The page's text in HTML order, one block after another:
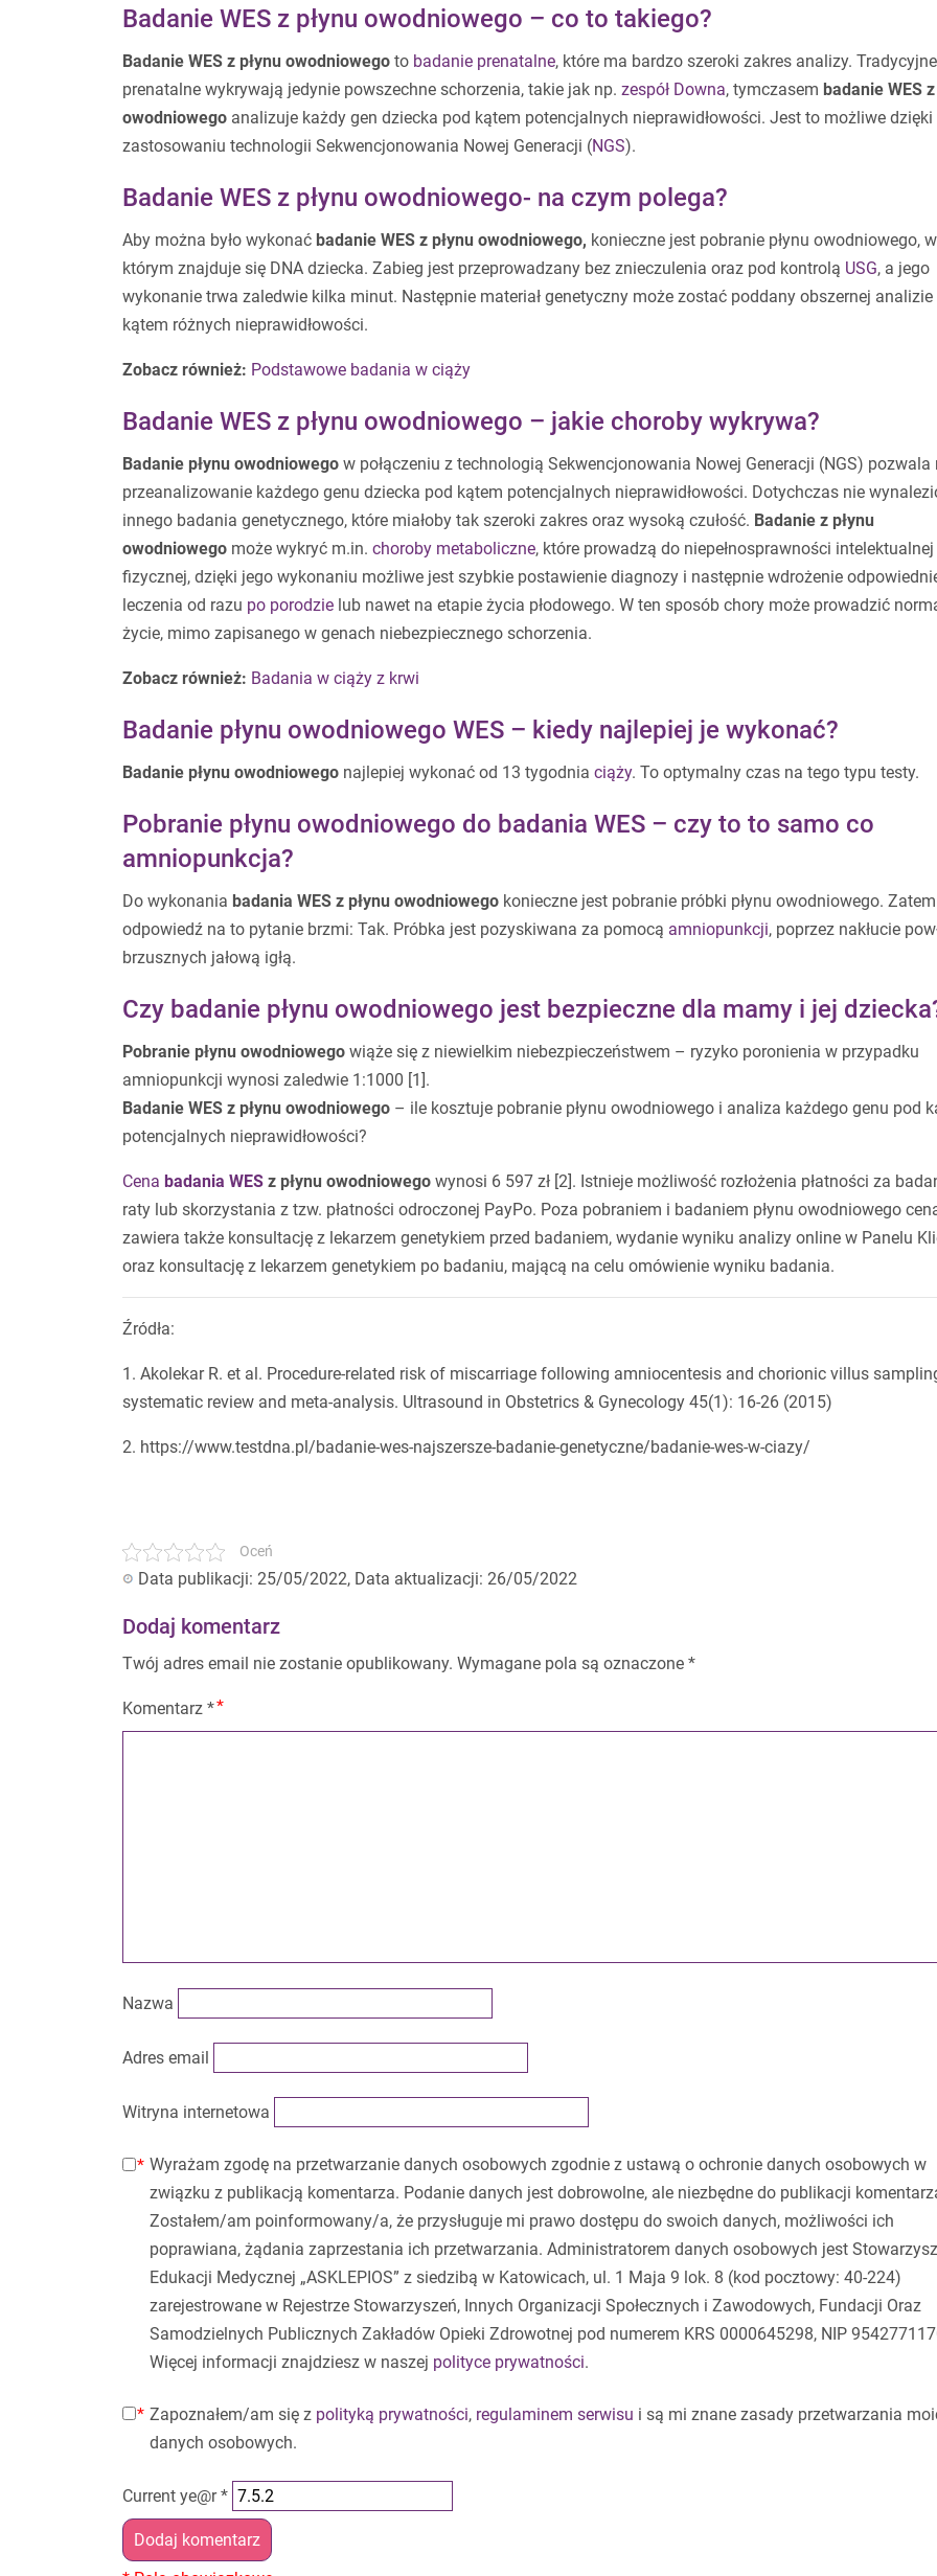
Badanie WES z płynu owodniowego – co to takiego?
Badanie WES z płynu owodniowego to badanie prenatalne, które ma bardzo szeroki zakres analizy.
prenatalne wykrywają jedynie powszechne schorzenia, takie jak np. zespół Downa, tymczasem badanie WES z
owodniowego analizuje każdy gen dziecka pod kątem potencjalnych nieprawidłowości. Jest to możliwe dzięki
zastosowaniu technologii Sekwencjonowania Nowej Generacji (NGS).
Badanie WES z płynu owodniowego- na czym polega?
Aby można było wykonać badanie WES z płynu owodniowego, konieczne jest pobranie płynu owodniowego, w
którym znajduje się DNA dziecka. Zabieg jest przeprowadzany bez znieczulenia oraz pod kontrolą USG, a jego
wykonanie trwa zaledwie kilka minut. Następnie materiał genetyczny może zostać poddany obszernej analizie
kątem różnych nieprawidłowości.
Zobacz również: Podstawowe badania w ciąży
Badanie WES z płynu owodniowego – jakie choroby wykrywa?
Badanie płynu owodniowego w połączeniu z technologią Sekwencjonowania Nowej Generacji (NGS) pozwala
przeanalizowanie każdego genu dziecka pod kątem potencjalnych nieprawidłowości. Dotychczas nie
innego badania genetycznego, które miałoby tak szeroki zakres oraz wysoką czułość. Badanie z płynu
owodniowego może wykryć m.in. choroby metaboliczne, które prowadzą do niepełnosprawności intelektualnej
fizycznej, dzięki jego wykonaniu możliwe jest szybkie postawienie diagnozy i następnie wdrożenie
leczenia od razu po porodzie lub nawet na etapie życia płodowego. W ten sposób chory może prowadzić
życie, mimo zapisanego w genach niebezpiecznego schorzenia.
Zobacz również: Badania w ciąży z krwi
Badanie płynu owodniowego WES – kiedy najlepiej je wykonać?
Badanie płynu owodniowego najlepiej wykonać od 13 tygodnia ciąży. To optymalny czas na tego typu testy.
Pobranie płynu owodniowego do badania WES – czy to to samo co
amniopunkcja?
Do wykonania badania WES z płynu owodniowego konieczne jest pobranie próbki płynu owodniowego. Zatem
odpowiedź na to pytanie brzmi: Tak. Próbka jest pozyskiwana za pomocą amniopunkcji, poprzez nakłucie
brzusznych jałową igłą.
Czy badanie płynu owodniowego jest bezpieczne dla mamy i jej
Pobranie płynu owodniowego wiąże się z niewielkim niebezpieczeństwem – ryzyko poronienia w przypadku
amniopunkcji wynosi zaledwie 1:1000 [1].
Badanie WES z płynu owodniowego – ile kosztuje pobranie płynu owodniowego i analiza każdego genu pod
potencjalnych nieprawidłowości?
Cena badania WES z płynu owodniowego wynosi 6 597 zł [2]. Istnieje możliwość rozłożenia płatności za
raty lub skorzystania z tzw. płatności odroczonej PayPo. Poza pobraniem i badaniem płynu owodniowego
zawiera także konsultację z lekarzem genetykiem przed badaniem, wydanie wyniku analizy online w Panelu
oraz konsultację z lekarzem genetykiem po badaniu, mającą na celu omówienie wyniku badania.
Źródła:
1. Akolekar R. et al. Procedure-related risk of miscarriage following amniocentesis and chorionic villus
systematic review and meta-analysis. Ultrasound in Obstetrics & Gynecology 45(1): 16-26 (2015)
2. https://www.testdna.pl/badanie-wes-najszersze-badanie-genetyczne/badanie-wes-w-ciazy/
Oceń
Data publikacji: 25/05/2022, Data aktualizacji: 26/05/2022
Dodaj komentarz
Twój adres email nie zostanie opublikowany. Wymagane pola są oznaczone *
Komentarz *
Nazwa
Adres email
Witryna internetowa
Wyrażam zgodę na przetwarzanie danych osobowych zgodnie z ustawą o ochronie danych osobowych w
związku z publikacją komentarza. Podanie danych jest dobrowolne, ale niezbędne do publikacji
Zostałem/am poinformowany/a, że przysługuje mi prawo dostępu do swoich danych, możliwości ich
poprawiana, żądania zaprzestania ich przetwarzania. Administratorem danych osobowych jest
Edukacji Medycznej „ASKLEPIOS” z siedzibą w Katowicach, ul. 1 Maja 9 lok. 8 (kod pocztowy: 40-224)
zarejestrowane w Rejestrze Stowarzyszeń, Innych Organizacji Społecznych i Zawodowych, Fundacji Oraz
Samodzielnych Publicznych Zakładów Opieki Zdrowotnej pod numerem KRS 0000645298, NIP
Więcej informacji znajdziesz w naszej polityce prywatności.
Zapoznałem/am się z polityką prywatności, regulaminem serwisu i są mi znane zasady przetwarzania
danych osobowych.
Current ye@r*